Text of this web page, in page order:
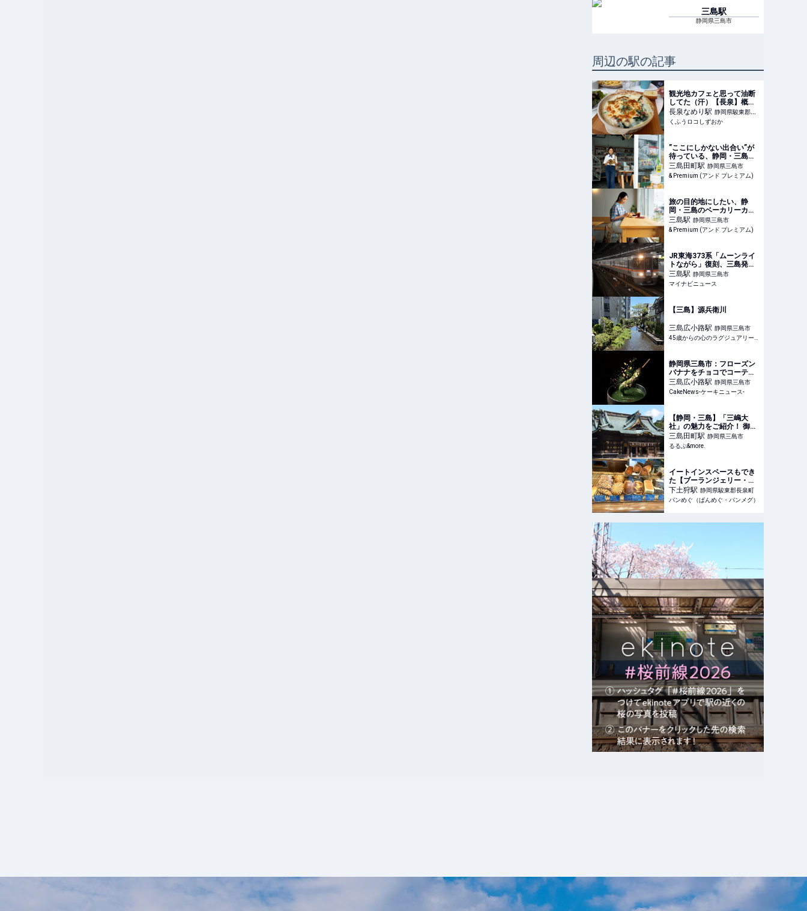
三島駅
静岡県三島市
周辺の駅の記事
観光地カフェと思って油断
してた（汗）【長泉】概念
覆る！「1000円台で本格ラ
ンチ」「完全に穴場スポッ
ト」子連れに最高 | くふう
長泉なめり駅 静岡県駿東郡長
泉町
くふうロコしずおか
”ここにしかない出合い”が
待っている、静岡・三島の
書店『ヨット』。
三島田町駅 静岡県三島市
& Premium (アンド プレミアム)
旅の目的地にしたい、静
岡・三島のベーカリーカフ
ェ『loska』。
三島駅 静岡県三島市
& Premium (アンド プレミアム)
JR東海373系「ムーンライ
トながら」復刻、三島発大
垣行の特別列車
三島駅 静岡県三島市
マイナビニュース
【三島】源兵衛川
三島広小路駅 静岡県三島市
45歳からの心のラグジュアリーメディア
静岡県三島市：フローズン
バナナをチョコでコーティ
ング 新感覚バナナスイー
ツ展開する「富士
BANANA-dip-」3月11日オ
三島広小路駅 静岡県三島市
CakeNews-ケーキニュース-
【静岡・三島】「三嶋大
社」の魅力をご紹介！ 御守
や御朱印、縁起餅「福太
郎」も｜るるぶ&more.
三島田町駅 静岡県三島市
るるぶ&more.
イートインスペースもでき
た【ブーランジェリー・ア
ダチ】では焼きたてパンも
イートイン可能（静岡県・
駿東郡）
下土狩駅 静岡県駿東郡長泉町
パンめぐ（ぱんめぐ・パンメグ）